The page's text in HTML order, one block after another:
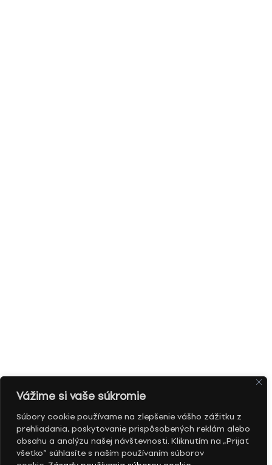
Vážime si vaše súkromie
Súbory cookie používame na zlepšenie vášho zážitku z
prehliadania, poskytovanie prispôsobených reklám alebo
obsahu a analýzu našej návštevnosti. Kliknutím na „Prijať
všetko“ súhlasíte s naším používaním súborov